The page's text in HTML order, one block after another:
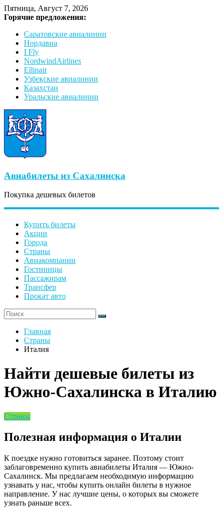
Пятница, Август 7, 2026
Горячие предложения:
Саратовские авиалинии
Нордавиа
I Fly
NordwindAirlines
Ellinair
Узбекские авиалинии
Казахстан
Уральские авиалинии
Авиабилеты из Сахалинска
Покупка дешевых билетов
Купить билеты
Акции
Города
Страны
Авиакомпании
Гостиницы
Пассажирам
Трансфер
Прокат авто
Главная
Страны
Италия
Найти дешевые билеты из
Южно-Сахалинска в Италию
Страны
Полезная информация о Италии
К поездке нужно готовиться заранее. Поэтому стоит
заблаговременно купить авиабилеты Италия — Южно-
Сахалинск. Мы предлагаем необходимую информацию
узнавать у нас, чтобы купить онлайн билеты в нужное
направление. У нас лучшие цены, о которых вы сможете
узнать раньше всех.